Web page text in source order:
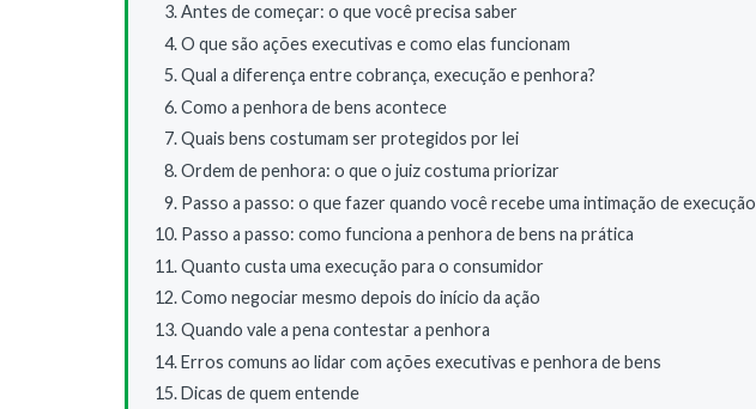
Antes de começar: o que você precisa saber
O que são ações executivas e como elas funcionam
Qual a diferença entre cobrança, execução e penhora?
Como a penhora de bens acontece
Quais bens costumam ser protegidos por lei
Ordem de penhora: o que o juiz costuma priorizar
Passo a passo: o que fazer quando você recebe uma intimação de execução
Passo a passo: como funciona a penhora de bens na prática
Quanto custa uma execução para o consumidor
Como negociar mesmo depois do início da ação
Quando vale a pena contestar a penhora
Erros comuns ao lidar com ações executivas e penhora de bens
Dicas de quem entende